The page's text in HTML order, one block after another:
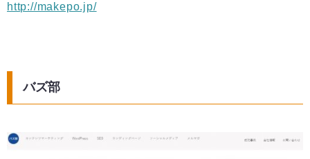
http://makepo.jp/
バズ部